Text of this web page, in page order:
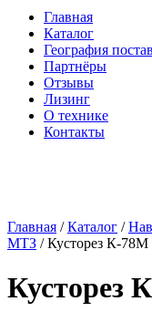
Главная
Каталог
География
Партнёры
Отзывы
Лизинг
О технике
Контакты
Главная /Каталог /
МТЗ / Кусторез К-78М
Кусторез